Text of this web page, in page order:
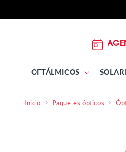
OFTÁLMICOS
Inicio Paquetes ópticos